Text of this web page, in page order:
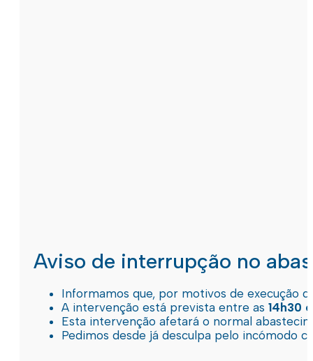
Aviso de interrupção no
Informamos que, por motivos de execução
A intervenção está prevista entre as 14h30
Esta intervenção afetará o normal
Pedimos desde já desculpa pelo incómodo